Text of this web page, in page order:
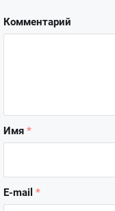
Комментарий
Имя *
E-mail *